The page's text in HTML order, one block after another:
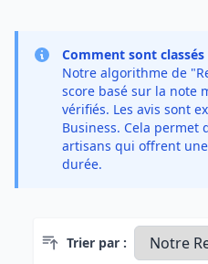
Comment sont classés
Notre algorithme de
score basé sur la note
vérifiés. Les avis sont
Business. Cela permet
artisans qui offrent
durée.
Trier par :